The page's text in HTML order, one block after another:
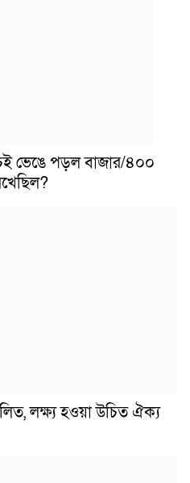
ভেঙে পড়ল বাজার/৪০০
লক্ষ্য হওয়া উচিত ঐক্য